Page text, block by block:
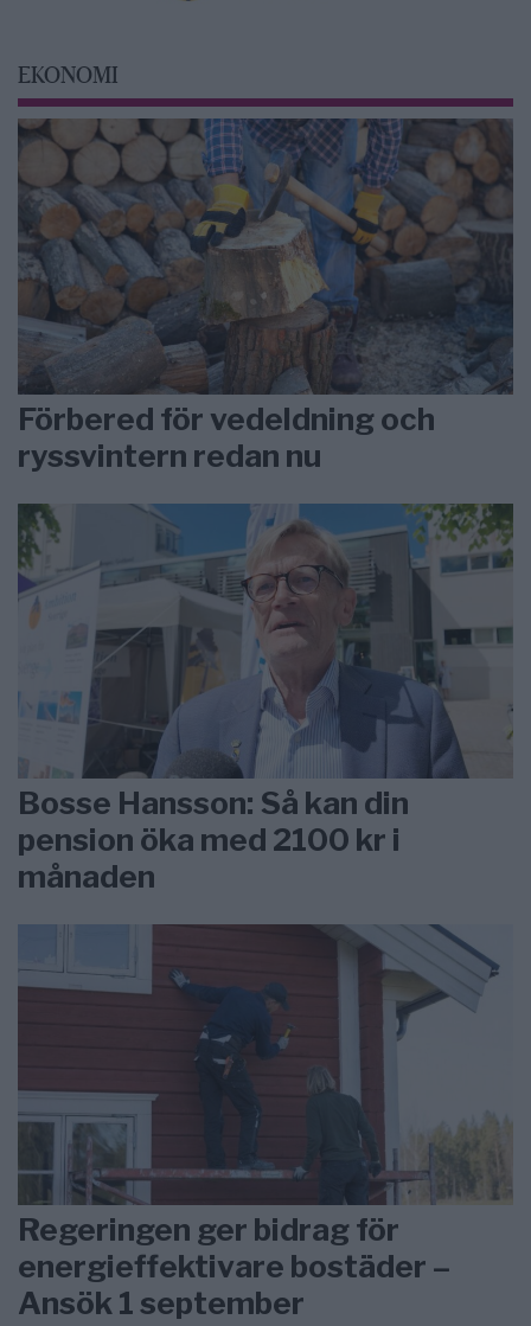
EKONOMI
Förbered för vedeldning och
ryssvintern redan nu
Bosse Hansson: Så kan din
pension öka med 2100 kr i
månaden
Regeringen ger bidrag för
energieffektivare bostäder –
Ansök 1 september